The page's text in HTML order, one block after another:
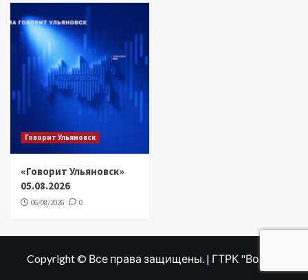
Говорит Ульяновск
«Говорит Ульяновск»
05.08.2026
06/08/2026 0
Copyright © Все права защищены. | ГТРК "Волга"